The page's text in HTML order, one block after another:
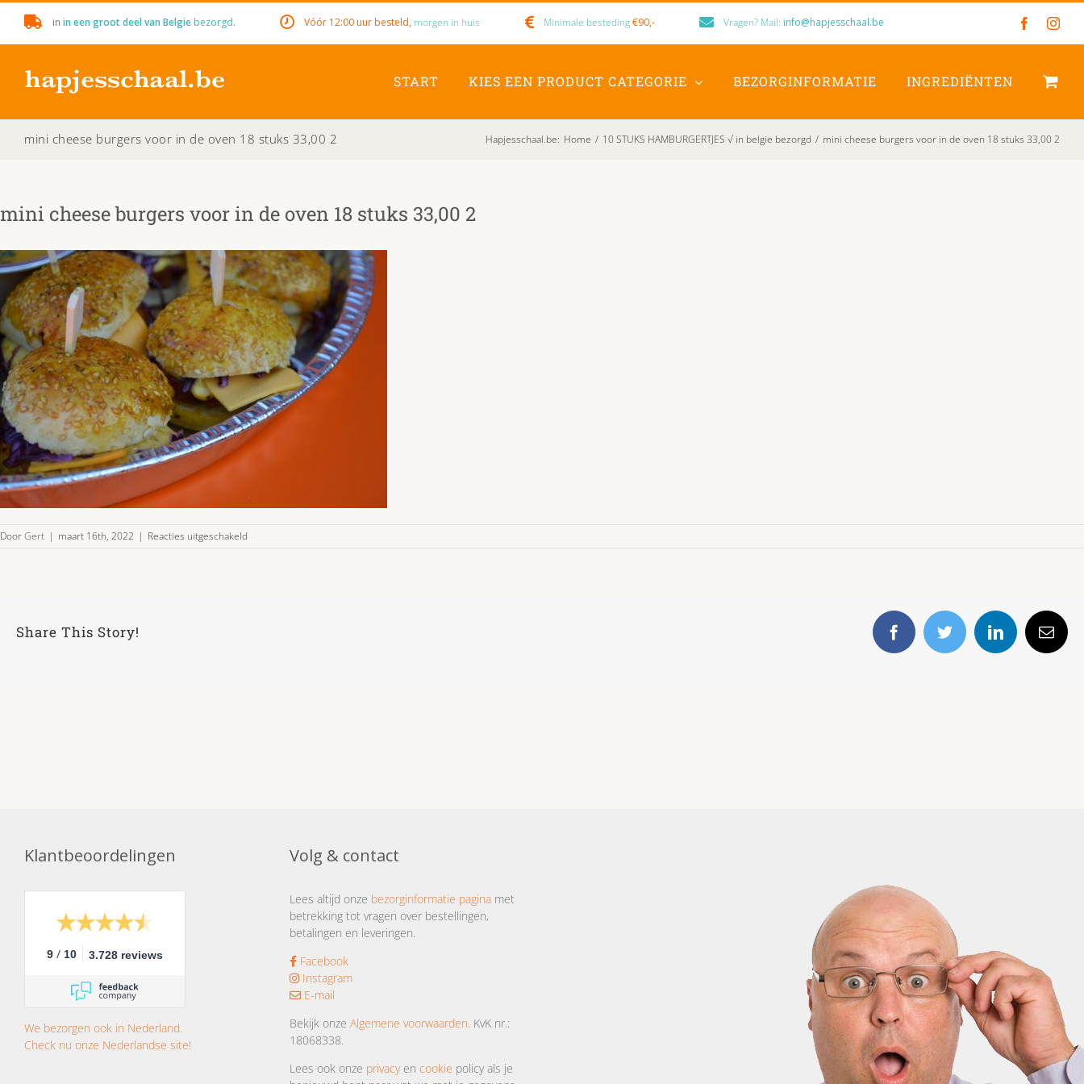
content
in in een groot deel van Belgie bezorgd. Vóór 12:00 uur besteld, morgen in huis Minimale besteding€90,- Vragen? Mail: info@hapjesschaal.be Facebook
START KIES EEN PRODUCT CATEGORIE BEZORGINFORMATIE INGREDIËNTEN
mini cheese burgers voor in de oven 18 stuks 33,00 2 Hapjesschaal.be: Home / 10 STUKS HAMBURGERTJES √ in belgie bezorgd / mini cheese burgers voor in de oven 18 stuks 33,00 2
mini cheese burgers voor in de oven 18 stuks 33,00 2
DoorGert | maart 16th, 2022 | Reacties uitgeschakeld
mini
Share This Story! FacebookTwitter LinkedIn
E-
mail
Klantbeoordelingen
9 / 10 3.728 reviews
We bezorgen ook in Nederland.
Check nu onze Nederlandse site!
Volg & contact
Lees altijd onze bezorginformatie paginamet
betrekking tot vragen over bestellingen,
betalingen en leveringen.
Facebook
Instagram
E-mail
Bekijk onze Algemene voorwaarden. KvK nr.:
18068338.
Lees ook onze privacyen cookie policy als je